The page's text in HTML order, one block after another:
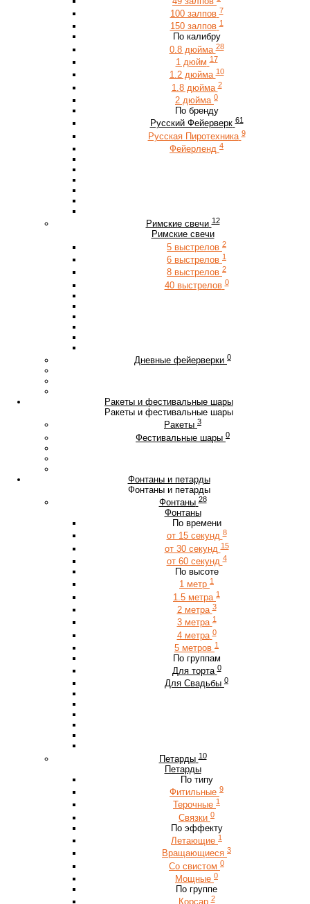
100 залпов 7
150 залпов 1
По калибру
0.8 дюйма 28
1 дюйм 17
1.2 дюйма 10
1.8 дюйма 2
2 дюйма 0
По бренду
Русский Фейерверк 61
Русская Пиротехника 9
Фейерленд 4
Римские свечи 12
Римские свечи
5 выстрелов 2
6 выстрелов 1
8 выстрелов 2
40 выстрелов 0
Дневные фейерверки 0
Ракеты и фестивальные шары
Ракеты и фестивальные шары
Ракеты 3
Фестивальные шары 0
Фонтаны и петарды
Фонтаны и петарды
Фонтаны 28
Фонтаны
По времени
от 15 секунд 8
от 30 секунд 15
от 60 секунд 4
По высоте
1 метр 1
1.5 метра 1
2 метра 3
3 метра 1
4 метра 0
5 метров 1
По группам
Для торта 0
Для Свадьбы 0
Петарды 10
Петарды
По типу
Фитильные 9
Терочные 1
Связки 0
По эффекту
Летающие 1
Вращающиеся 3
Со свистом 0
Мощные 0
По группе
Корсар 2